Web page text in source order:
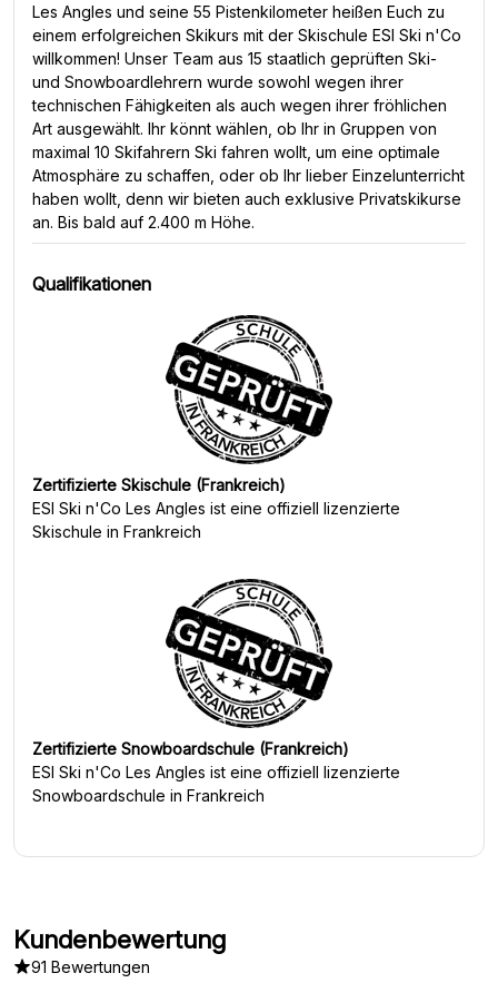
Les Angles und seine 55 Pistenkilometer heißen Euch zu
einem erfolgreichen Skikurs mit der Skischule ESI Ski n'Co
willkommen! Unser Team aus 15 staatlich geprüften Ski-
und Snowboardlehrern wurde sowohl wegen ihrer
technischen Fähigkeiten als auch wegen ihrer fröhlichen
Art ausgewählt. Ihr könnt wählen, ob Ihr in Gruppen von
maximal 10 Skifahrern Ski fahren wollt, um eine optimale
Atmosphäre zu schaffen, oder ob Ihr lieber Einzelunterricht
haben wollt, denn wir bieten auch exklusive Privatskikurse
an. Bis bald auf 2.400 m Höhe.
Qualifikationen
Zertifizierte Skischule (Frankreich)
ESI Ski n'Co Les Angles ist eine offiziell lizenzierte
Skischule in Frankreich
Zertifizierte Snowboardschule (Frankreich)
ESI Ski n'Co Les Angles ist eine offiziell lizenzierte
Snowboardschule in Frankreich
Kundenbewertung
91 Bewertungen